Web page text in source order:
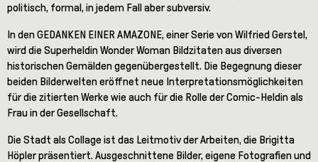
politisch, formal, in jedem Fall aber subversiv.
In den GEDANKEN EINER AMAZONE, einer Serie von Wilfried Gerstel,
wird die Superheldin Wonder Woman Bildzitaten aus diversen
historischen Gemälden gegenübergestellt. Die Begegnung dieser
beiden Bilderwelten eröffnet neue Interpretationsmöglichkeiten
für die zitierten Werke wie auch für die Rolle der Comic-Heldin als
Frau in der Gesellschaft.
Die Stadt als Collage ist das Leitmotiv der Arbeiten, die Brigitta
Höpler präsentiert. Ausgeschnittene Bilder, eigene Fotografien und